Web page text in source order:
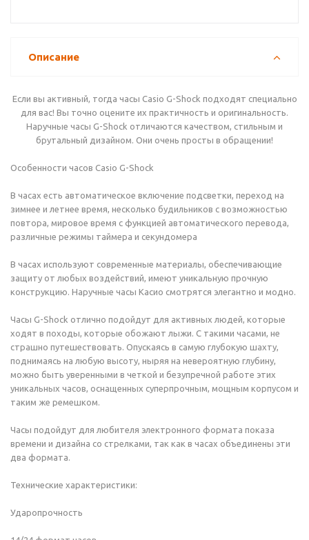
Описание
Если вы активный, тогда часы Casio G-Shock подходят специально
для вас! Вы точно оцените их практичность и оригинальность.
Наручные часы G-Shock отличаются качеством, стильным и
брутальный дизайном. Они очень просты в обращении!
Особенности часов Casio G-Shock
В часах есть автоматическое включение подсветки, переход на
зимнее и летнее время, несколько будильников с возможностью
повтора, мировое время с функцией автоматического перевода,
различные режимы таймера и секундомера
В часах используют современные материалы, обеспечивающие
защиту от любых воздействий, имеют уникальную прочную
конструкцию. Наручные часы Касио смотрятся элегантно и модно.
Часы G-Shock отлично подойдут для активных людей, которые
ходят в походы, которые обожают лыжи. С такими часами, не
страшно путешествовать. Опускаясь в самую глубокую шахту,
поднимаясь на любую высоту, ныряя на невероятную глубину,
можно быть уверенными в четкой и безупречной работе этих
уникальных часов, оснащенных суперпрочным, мощным корпусом и
таким же ремешком.
Часы подойдут для любителя электронного формата показа
времени и дизайна со стрелками, так как в часах объединены эти
два формата.
Технические характеристики:
Ударопрочность